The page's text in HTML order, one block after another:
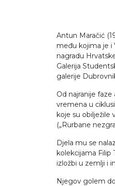
Antun Maračić
među kojima je i
nagradu
Galerija
galerije
Od najranije
vremena u
koje su obilježile
(„Rurbane
Djela mu se
kolekcijama Filip
izložbi u zemlji i
Njegov golem